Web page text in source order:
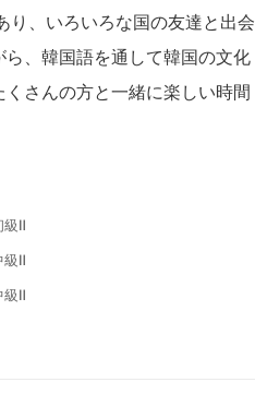
り、いろいろな国の友達と出会
、韓国語を通して韓国の文化
さんの方と一緒に楽しい時間
級Ⅱ
級Ⅱ
級Ⅱ